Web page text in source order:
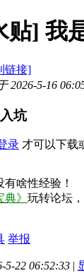
贴] 我
链接]
2026-5-16
坑
录 才可以下载
有啥性经验！
典》 玩转论坛，
举报
5-22 06:52:33 |